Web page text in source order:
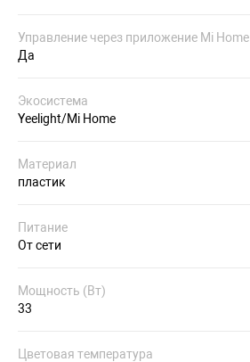
Управление через приложение Mi Home
Да
Экосистема
Yeelight/Mi Home
Материал
пластик
Питание
От сети
Мощность (Вт)
33
Цветовая температура